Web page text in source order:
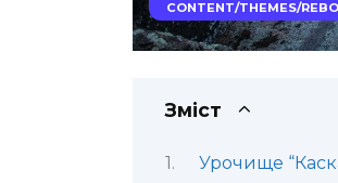
CONTENT/THEMES/
Зміст
Урочище